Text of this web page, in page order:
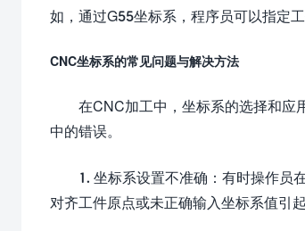
如，通过G55坐标系，程序员可以指定
CNC坐标系的常见问题与解决方法
在CNC加工中，坐标系的选择和应
中的错误。
1. 坐标系设置不准确：有时操作员
对齐工件原点或未正确输入坐标系值引